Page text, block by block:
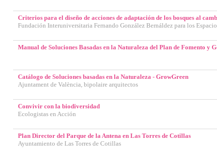
Criterios para el diseño de acciones de adaptación de los bosques al
Fundación Interuniversitaria Fernando González Bernáldez para los
Manual de Soluciones Basadas en la Naturaleza del Plan de Fomento y
Catálogo de Soluciones basadas en la Naturaleza - GrowGreen
Ajuntament de València, bipolaire arquitectos
Convivir con la biodiversidad
Ecologistas en Acción
Plan Director del Parque de la Antena en Las Torres de Cotillas
Ayuntamiento de Las Torres de Cotillas